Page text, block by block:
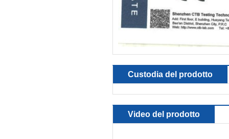
Custodia del prodotto
Video del prodotto